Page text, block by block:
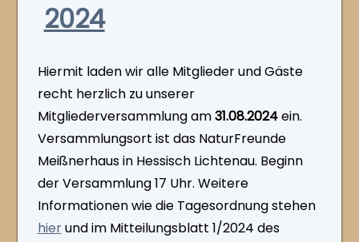
2024
Hiermit laden wir alle Mitglieder und Gäste
recht herzlich zu unserer
Mitgliederversammlung am31.08.2024ein.
Versammlungsort ist das NaturFreunde
Meißnerhaus in Hessisch Lichtenau. Beginn
der Versammlung 17 Uhr. Weitere
Informationen wie die Tagesordnung stehen
hierund im Mitteilungsblatt 1/2024 des